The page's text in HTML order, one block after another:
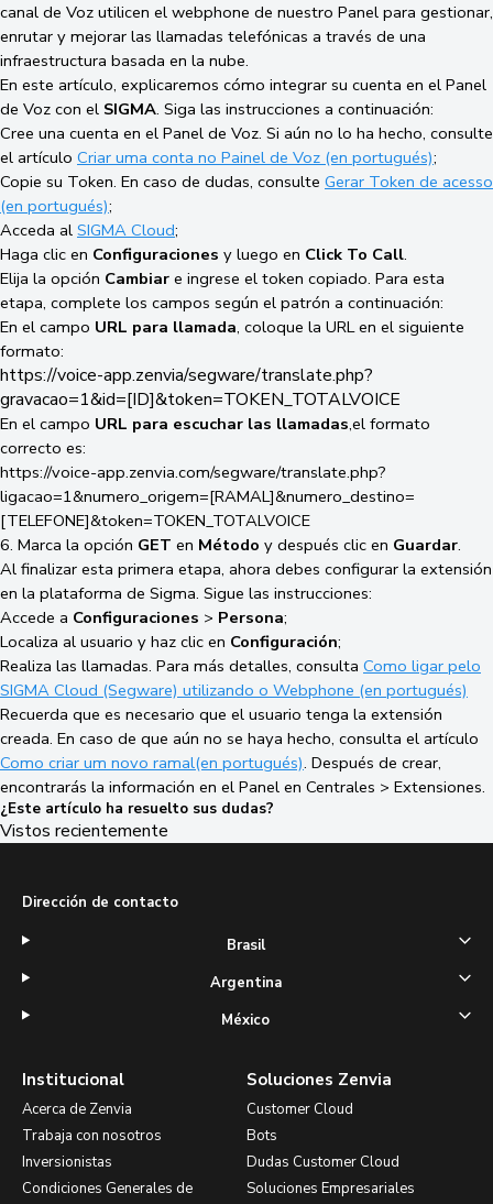
canal de Voz utilicen el webphone de nuestro Panel para gestionar,
enrutar y mejorar las llamadas telefónicas a través de una
infraestructura basada en la nube.
En este artículo, explicaremos cómo integrar su cuenta en el Panel
de Voz con el SIGMA. Siga las instrucciones a continuación:
Cree una cuenta en el Panel de Voz. Si aún no lo ha hecho, consulte
el artículo Criar uma conta no Painel de Voz (en portugués);
Copie su Token. En caso de dudas, consulte Gerar Token de acesso
(en portugués);
Acceda al SIGMA Cloud;
Haga clic en Configuraciones y luego en Click To Call.
Elija la opción Cambiar e ingrese el token copiado. Para esta
etapa, complete los campos según el patrón a continuación:
En el campo URL para llamada, coloque la URL en el siguiente
formato:
https://voice-app.zenvia/segware/translate.php?
gravacao=1&id=[ID]&token=TOKEN_TOTALVOICE
En el campo URL para escuchar las llamadas,el formato
correcto es:
https://voice-app.zenvia.com/segware/translate.php?
ligacao=1&numero_origem=[RAMAL]&numero_destino=
[TELEFONE]&token=TOKEN_TOTALVOICE
6. Marca la opción GET en Método y después clic en Guardar.
Al finalizar esta primera etapa, ahora debes configurar la extensión
en la plataforma de Sigma. Sigue las instrucciones:
Accede a Configuraciones > Persona;
Localiza al usuario y haz clic en Configuración;
Realiza las llamadas. Para más detalles, consulta Como ligar pelo
SIGMA Cloud (Segware) utilizando o Webphone (en portugués)
Recuerda que es necesario que el usuario tenga la extensión
creada. En caso de que aún no se haya hecho, consulta el artículo
Como criar um novo ramal(en portugués). Después de crear,
encontrarás la información en el Panel en Centrales > Extensiones.
¿Este artículo ha resuelto sus dudas?
Vistos recientemente
Institucional
Acerca de Zenvia
Trabaja con nosotros
Inversionistas
Condiciones Generales de
Soluciones Zenvia
Customer Cloud
Bots
Dudas Customer Cloud
Soluciones Empresariales
Dirección de contacto
Brasil
Argentina
México